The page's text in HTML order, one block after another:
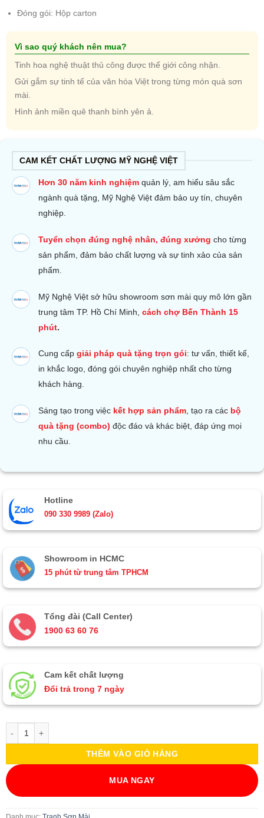
Đóng gói: Hộp carton
Vì sao quý khách nên mua?
Tinh hoa nghệ thuật thủ công được thế giới công nhận.
Gửi gắm sự tinh tế của văn hóa Việt trong từng món quà sơn
mài.
Hình ảnh miền quê thanh bình yên ả.
CAM KẾT CHẤT LƯỢNG MỸ NGHỆ VIỆT
Hơn 30 năm kinh nghiệm quản lý, am hiểu sâu sắc
ngành quà tặng, Mỹ Nghệ Việt đảm bảo uy tín, chuyên
nghiệp.
Tuyển chọn đúng nghệ nhân, đúng xưởngcho từng
sản phẩm, đảm bảo chất lượng và sự tinh xảo của sản
phẩm.
Mỹ Nghệ Việt sở hữu showroom sơn mài quy mô lớn gần
trung tâm TP. Hồ Chí Minh,cách chợ Bến Thành 15
phút.
Cung cấpgiải pháp quà tặng trọn gói: tư vấn, thiết kế,
in khắc logo, đóng gói chuyên nghiệp nhất cho từng
khách hàng.
Sáng tạo trong việc kết hợp sản phẩm , tạo ra các bộ
quà tặng (combo) độc đáo và khác biệt, đáp ứng mọi
nhu cầu.
Hotline
090 330 9989 (Zalo)
Showroom in HCMC
15 phút từ trung tâm TPHCM
Tổng đài (Call Center)
1900 63 60 76
Cam kết chất lượng
Đổi trả trong 7 ngày
THÊM VÀO GIỎ HÀNG
MUA NGAY